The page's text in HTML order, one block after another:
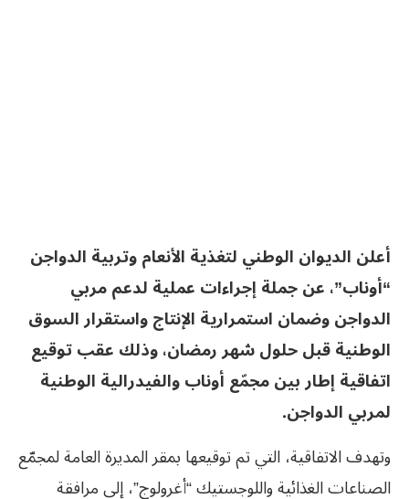
أعلن الديوان الوطني لتغذية الأنعام وتربية الدواجن
“أوناب”، عن جملة إجراءات عملية لدعم مربي
الدواجن وضمان استمرارية الإنتاج واستقرار السوق
الوطنية قبل حلول شهر رمضان، وذلك عقب توقيع
اتفاقية إطار بين مجمّع أوناب والفيدرالية الوطنية
لمربي الدواجن.
وتهدف الاتفاقية، التي تم توقيعها بمقر المديرة العامة لمجمّع
الصناعات الغذائية واللوجستيك “أغرولوج”، إلى مرافقة